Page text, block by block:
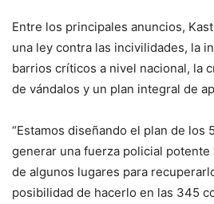
Entre los principales anuncios,
una ley contra las incivilidades, la
barrios críticos a nivel nacional, la
de vándalos y un plan integral de
“Estamos diseñando el plan de los
generar una fuerza policial
de algunos lugares para
posibilidad de hacerlo en las 345